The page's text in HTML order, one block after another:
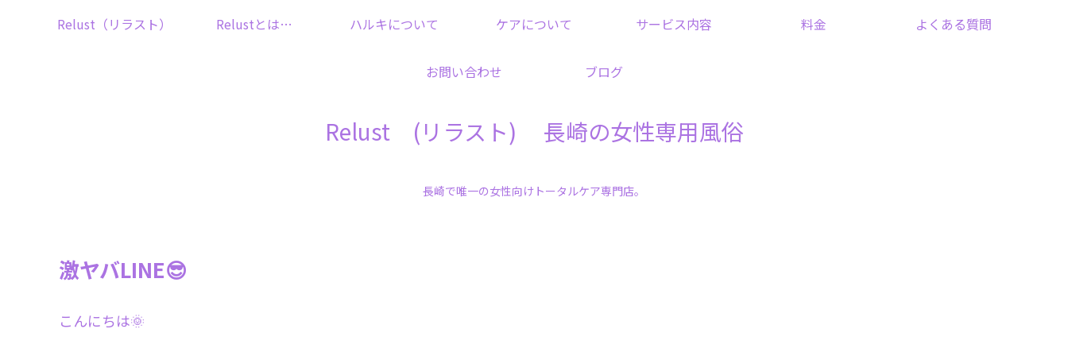
Relust (リラスト) 長崎の女性専用風俗
長崎で唯一の女性向けトータルケア専門店。
Relust（リラスト） Relustとは… ハルキについて ケアについて サービス内容 料金 よくある質問
お問い合わせ ブログ
激ヤバLINE😎
こんにちは🌞